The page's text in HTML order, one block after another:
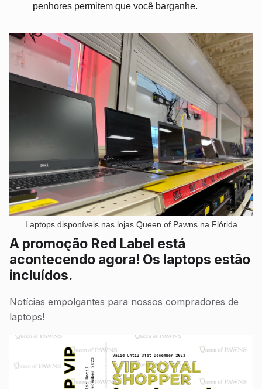
penhores permitem que você barganhe.
Laptops disponíveis nas lojas Queen of Pawns na Flórida
A promoção Red Label está
acontecendo agora! Os laptops estão
incluídos.
Notícias empolgantes para nossos compradores de
laptops!